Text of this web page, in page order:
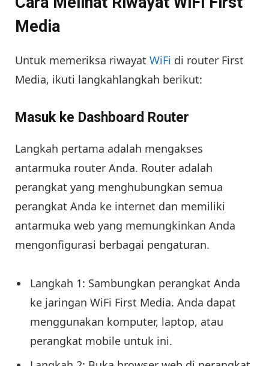
Media
Untuk memeriksa riwayat WiFi di router First
Media, ikuti langkahlangkah berikut:
Masuk ke Dashboard Router
Langkah pertama adalah mengakses
antarmuka router Anda. Router adalah
perangkat yang menghubungkan semua
perangkat Anda ke internet dan memiliki
antarmuka web yang memungkinkan Anda
mengonfigurasi berbagai pengaturan.
Langkah 1: Sambungkan perangkat Anda
ke jaringan WiFi First Media. Anda dapat
menggunakan komputer, laptop, atau
perangkat mobile untuk ini.